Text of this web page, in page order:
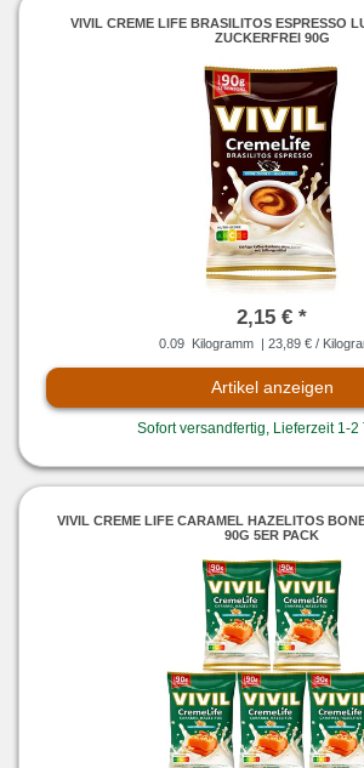
VIVIL CREME LIFE BRASILITOS ESPRESSO
ZUCKERFREI 90G
2,15 € *
0.09 Kilogramm | 23,89 € /
Artikel anzeigen
Sofort versandfertig, Lieferzeit 1-2
VIVIL CREME LIFE CARAMEL HAZELITOS
90G 5ER PACK